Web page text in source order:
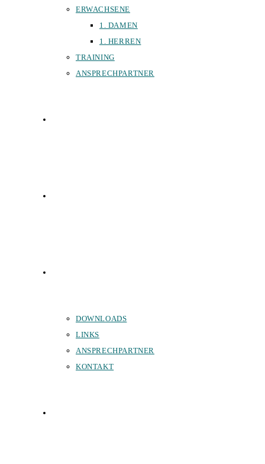
ERWACHSENE
1. DAMEN
1. HERREN
TRAINING
ANSPRECHPARTNER
DOWNLOADS
LINKS
ANSPRECHPARTNER
KONTAKT